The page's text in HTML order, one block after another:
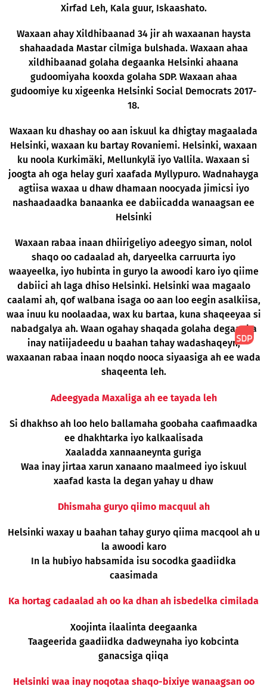
Xirfad Leh, Kala guur, Iskaashato.
Waxaan ahay Xildhibaanad 34 jir ah waxaanan haysta
shahaadada Mastar cilmiga bulshada. Waxaan ahaa
xildhibaanad golaha degaanka Helsinki ahaana
gudoomiyaha kooxda golaha SDP. Waxaan ahaa
gudoomiye ku xigeenka Helsinki Social Democrats 2017-
18.
Waxaan ku dhashay oo aan iskuul ka dhigtay magaalada
Helsinki, waxaan ku bartay Rovaniemi. Helsinki, waxaan
ku noola Kurkimäki, Mellunkylä iyo Vallila. Waxaan si
joogta ah oga helay guri xaafada Myllypuro. Wadnahayga
agtiisa waxaa u dhaw dhamaan noocyada jimicsi iyo
nashaadaadka banaanka ee dabiicadda wanaagsan ee
Helsinki
Waxaan rabaa inaan dhiirigeliyo adeegyo siman, nolol
shaqo oo cadaalad ah, daryeelka carruurta iyo
waayeelka, iyo hubinta in guryo la awoodi karo iyo qiime
dabiici ah laga dhiso Helsinki. Helsinki waa magaalo
caalami ah, qof walbana isaga oo aan loo eegin asalkiisa,
waa inuu ku noolaadaa, wax ku bartaa, kuna shaqeeyaa si
nabadgalya ah. Waan ogahay shaqada golaha degaanka
inay natiijadeedu u baahan tahay wadashaqeyn,
waxaanan rabaa inaan noqdo nooca siyaasiga ah ee wada
shaqeenta leh.
Adeegyada Maxaliga ah ee tayada leh
Si dhakhso ah loo helo ballamaha goobaha caafimaadka
ee dhakhtarka iyo kalkaalisada
Xaaladda xannaaneynta guriga
Waa inay jirtaa xarun xanaano maalmeed iyo iskuul
xaafad kasta la degan yahay u dhaw
Dhismaha guryo qiimo macquul ah
Helsinki waxay u baahan tahay guryo qiima macqool ah u
la awoodi karo
In la hubiyo habsamida isu socodka gaadiidka
caasimada
Ka hortag cadaalad ah oo ka dhan ah isbedelka cimilada
Xoojinta ilaalinta deegaanka
Taageerida gaadiidka dadweynaha iyo kobcinta
ganacsiga qiiqa
Helsinki waa inay noqotaa shaqo-bixiye wanaagsan oo